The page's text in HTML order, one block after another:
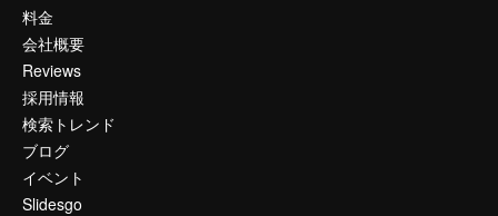
料金
会社概要
Reviews
採用情報
検索トレンド
ブログ
イベント
Slidesgo